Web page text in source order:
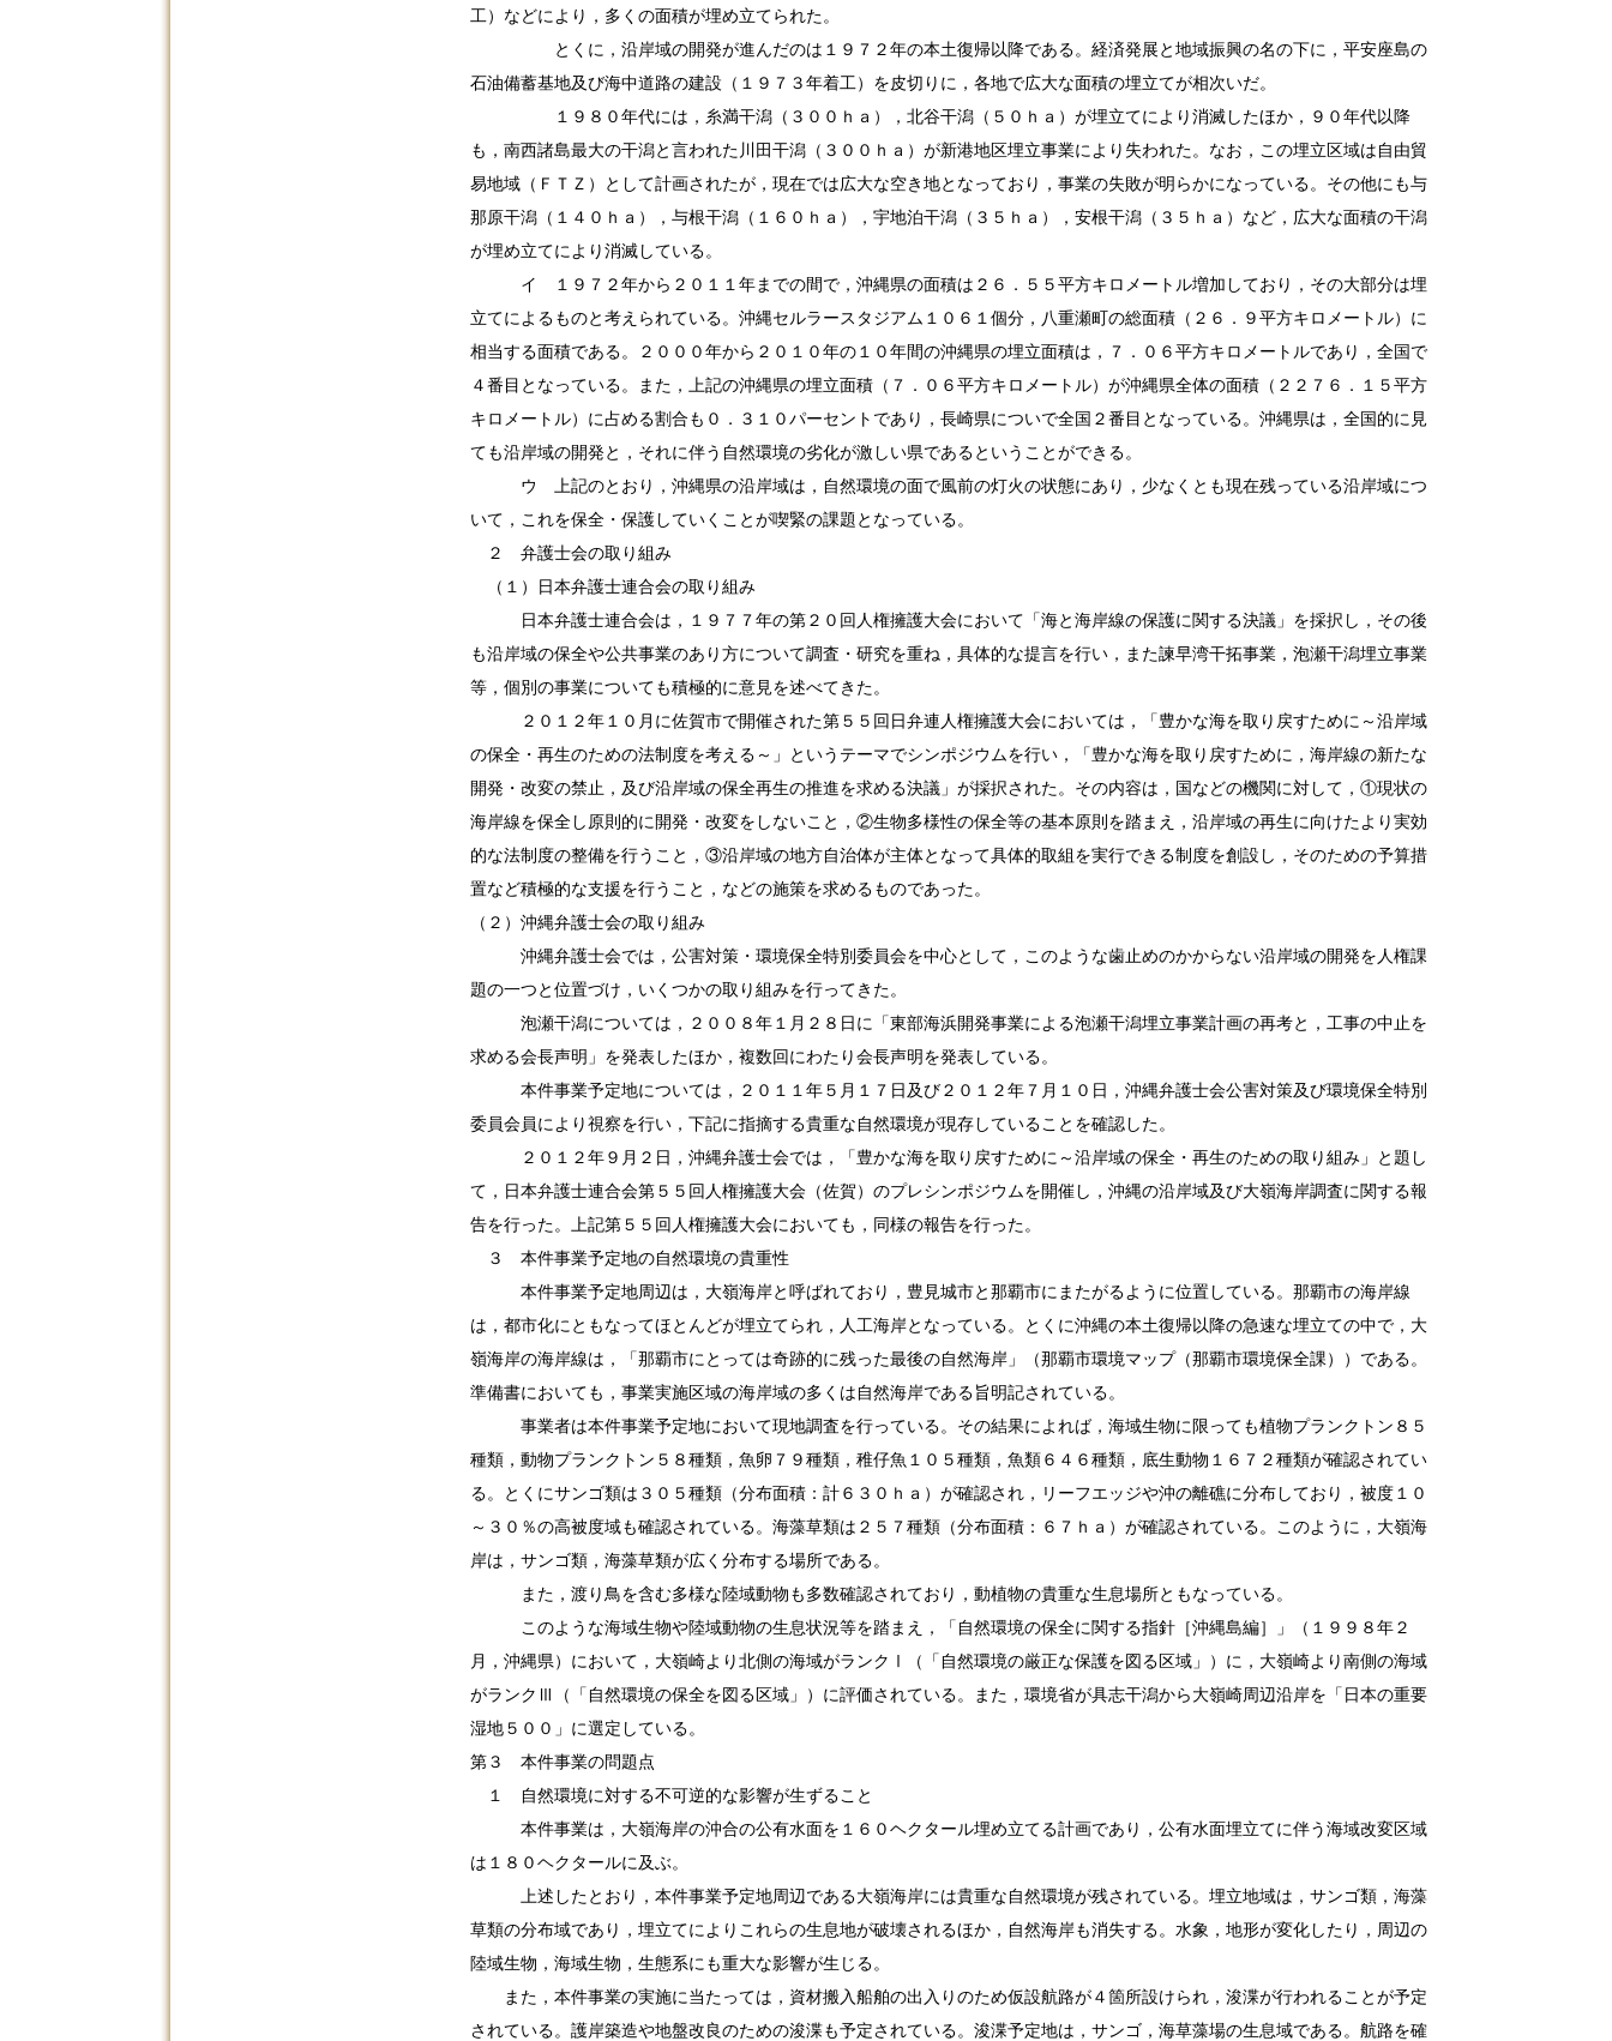
工）などにより，多くの面積が埋め立てられた。
とくに，沿岸域の開発が進んだのは１９７２年の本土復帰以降である。経済発展と地域振興の名の下に，平安座島の
石油備蓄基地及び海中道路の建設（１９７３年着工）を皮切りに，各地で広大な面積の埋立てが相次いだ。
１９８０年代には，糸満干潟（３００ｈａ），北谷干潟（５０ｈａ）が埋立てにより消滅したほか，９０年代以降
も，南西諸島最大の干潟と言われた川田干潟（３００ｈａ）が新港地区埋立事業により失われた。なお，この埋立区域は自由貿
易地域（ＦＴＺ）として計画されたが，現在では広大な空き地となっており，事業の失敗が明らかになっている。その他にも与
那原干潟（１４０ｈａ），与根干潟（１６０ｈａ），宇地泊干潟（３５ｈａ），安根干潟（３５ｈａ）など，広大な面積の干潟
が埋め立てにより消滅している。
イ １９７２年から２０１１年までの間で，沖縄県の面積は２６．５５平方キロメートル増加しており，その大部分は埋
立てによるものと考えられている。沖縄セルラースタジアム１０６１個分，八重瀬町の総面積（２６．９平方キロメートル）に
相当する面積である。２０００年から２０１０年の１０年間の沖縄県の埋立面積は，７．０６平方キロメートルであり，全国で
４番目となっている。また，上記の沖縄県の埋立面積（７．０６平方キロメートル）が沖縄県全体の面積（２２７６．１５平方
キロメートル）に占める割合も０．３１０パーセントであり，長崎県についで全国２番目となっている。沖縄県は，全国的に見
ても沿岸域の開発と，それに伴う自然環境の劣化が激しい県であるということができる。
ウ 上記のとおり，沖縄県の沿岸域は，自然環境の面で風前の灯火の状態にあり，少なくとも現在残っている沿岸域につ
いて，これを保全・保護していくことが喫緊の課題となっている。
２ 弁護士会の取り組み
（１）日本弁護士連合会の取り組み
日本弁護士連合会は，１９７７年の第２０回人権擁護大会において「海と海岸線の保護に関する決議」を採択し，その後
も沿岸域の保全や公共事業のあり方について調査・研究を重ね，具体的な提言を行い，また諫早湾干拓事業，泡瀬干潟埋立事業
等，個別の事業についても積極的に意見を述べてきた。
２０１２年１０月に佐賀市で開催された第５５回日弁連人権擁護大会においては，「豊かな海を取り戻すために～沿岸域
の保全・再生のための法制度を考える～」というテーマでシンポジウムを行い，「豊かな海を取り戻すために，海岸線の新たな
開発・改変の禁止，及び沿岸域の保全再生の推進を求める決議」が採択された。その内容は，国などの機関に対して，①現状の
海岸線を保全し原則的に開発・改変をしないこと，②生物多様性の保全等の基本原則を踏まえ，沿岸域の再生に向けたより実効
的な法制度の整備を行うこと，③沿岸域の地方自治体が主体となって具体的取組を実行できる制度を創設し，そのための予算措
置など積極的な支援を行うこと，などの施策を求めるものであった。
（２）沖縄弁護士会の取り組み
沖縄弁護士会では，公害対策・環境保全特別委員会を中心として，このような歯止めのかからない沿岸域の開発を人権課
題の一つと位置づけ，いくつかの取り組みを行ってきた。
泡瀬干潟については，２００８年１月２８日に「東部海浜開発事業による泡瀬干潟埋立事業計画の再考と，工事の中止を
求める会長声明」を発表したほか，複数回にわたり会長声明を発表している。
本件事業予定地については，２０１１年５月１７日及び２０１２年７月１０日，沖縄弁護士会公害対策及び環境保全特別
委員会員により視察を行い，下記に指摘する貴重な自然環境が現存していることを確認した。
２０１２年９月２日，沖縄弁護士会では，「豊かな海を取り戻すために～沿岸域の保全・再生のための取り組み」と題し
て，日本弁護士連合会第５５回人権擁護大会（佐賀）のプレシンポジウムを開催し，沖縄の沿岸域及び大嶺海岸調査に関する報
告を行った。上記第５５回人権擁護大会においても，同様の報告を行った。
３ 本件事業予定地の自然環境の貴重性
本件事業予定地周辺は，大嶺海岸と呼ばれており，豊見城市と那覇市にまたがるように位置している。那覇市の海岸線
は，都市化にともなってほとんどが埋立てられ，人工海岸となっている。とくに沖縄の本土復帰以降の急速な埋立ての中で，大
嶺海岸の海岸線は，「那覇市にとっては奇跡的に残った最後の自然海岸」（那覇市環境マップ（那覇市環境保全課））である。
準備書においても，事業実施区域の海岸域の多くは自然海岸である旨明記されている。
事業者は本件事業予定地において現地調査を行っている。その結果によれば，海域生物に限っても植物プランクトン８５
種類，動物プランクトン５８種類，魚卵７９種類，稚仔魚１０５種類，魚類６４６種類，底生動物１６７２種類が確認されてい
る。とくにサンゴ類は３０５種類（分布面積：計６３０ｈａ）が確認され，リーフエッジや沖の離礁に分布しており，被度１０
～３０％の高被度域も確認されている。海藻草類は２５７種類（分布面積：６７ｈａ）が確認されている。このように，大嶺海
岸は，サンゴ類，海藻草類が広く分布する場所である。
また，渡り鳥を含む多様な陸域動物も多数確認されており，動植物の貴重な生息場所ともなっている。
このような海域生物や陸域動物の生息状況等を踏まえ，「自然環境の保全に関する指針［沖縄島編］」（１９９８年２
月，沖縄県）において，大嶺崎より北側の海域がランクⅠ（「自然環境の厳正な保護を図る区域」）に，大嶺崎より南側の海域
がランクⅢ（「自然環境の保全を図る区域」）に評価されている。また，環境省が具志干潟から大嶺崎周辺沿岸を「日本の重要
湿地５００」に選定している。
第３ 本件事業の問題点
１ 自然環境に対する不可逆的な影響が生ずること
本件事業は，大嶺海岸の沖合の公有水面を１６０ヘクタール埋め立てる計画であり，公有水面埋立てに伴う海域改変区域
は１８０ヘクタールに及ぶ。
上述したとおり，本件事業予定地周辺である大嶺海岸には貴重な自然環境が残されている。埋立地域は，サンゴ類，海藻
草類の分布域であり，埋立てによりこれらの生息地が破壊されるほか，自然海岸も消失する。水象，地形が変化したり，周辺の
陸域生物，海域生物，生態系にも重大な影響が生じる。
また，本件事業の実施に当たっては，資材搬入船舶の出入りのため仮設航路が４箇所設けられ，浚渫が行われることが予定
されている。護岸築造や地盤改良のための浚渫も予定されている。浚渫予定地は，サンゴ，海草藻場の生息域である。航路を確